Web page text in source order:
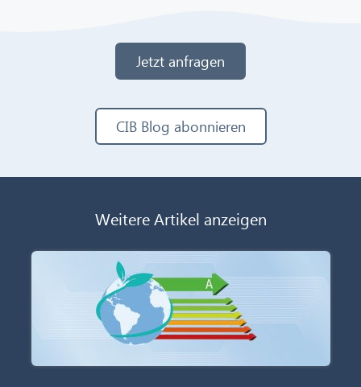
Jetzt anfragen
CIB Blog abonnieren
Weitere Artikel anzeigen